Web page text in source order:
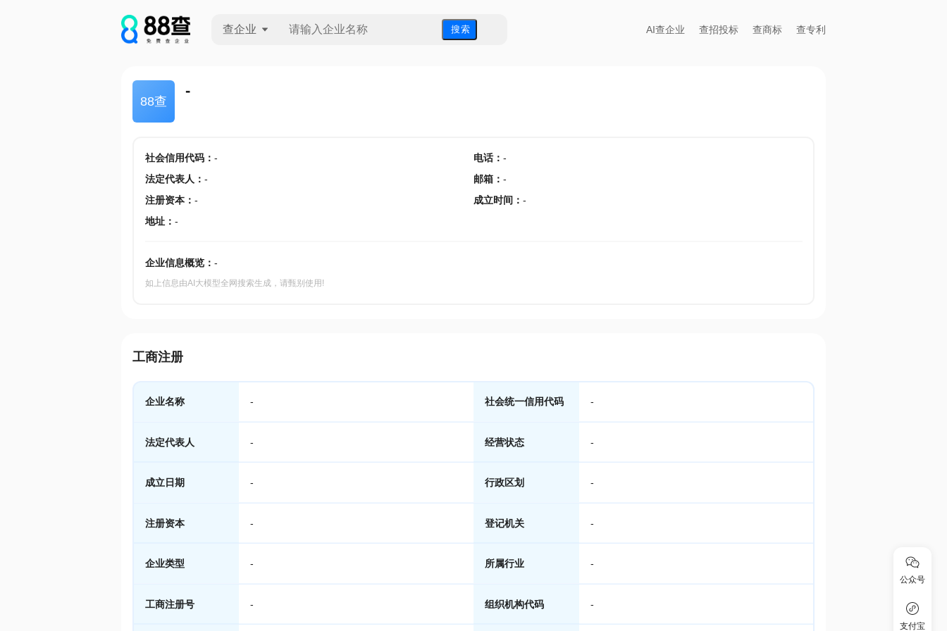
查企业 搜 索 AI查企业 查招投标 查商标 查专利
88查
-
社会信用代码： - 电话： -
法定代表人 ： - 邮箱 ： -
注册资本： - 成立时间 ： -
地址： -
企业信息概览： -
如上信息由AI大模型全网搜索生成，请甄别使用!
工商注册
企业名称 - 社会统一信用代码 -
法定代表人 - 经营状态 -
成立日期 - 行政区划 -
注册资本 - 登记机关 -
企业类型 - 所属行业 -
工商注册号 - 组织机构代码 -
公众号
支付宝